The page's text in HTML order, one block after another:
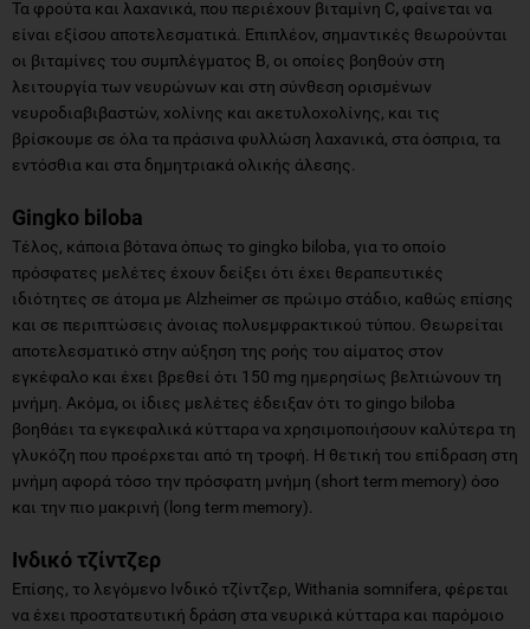
Τα φρούτα και λαχανικά, που περιέχουν βιταμίνη C, φαίνεται να
είναι εξίσου αποτελεσματικά. Επιπλέον, σημαντικές θεωρούνται
οι βιταμίνες του συμπλέγματος Β, οι οποίες βοηθούν στη
λειτουργία των νευρώνων και στη σύνθεση ορισμένων
νευροδιαβιβαστών, χολίνης και ακετυλοχολίνης, και τις
βρίσκουμε σε όλα τα πράσινα φυλλώση λαχανικά, στα όσπρια, τα
εντόσθια και στα δημητριακά ολικής άλεσης.
Gingko biloba
Τέλος, κάποια βότανα όπως το gingko biloba, για το οποίο
πρόσφατες μελέτες έχουν δείξει ότι έχει θεραπευτικές
ιδιότητες σε άτομα με Alzheimer σε πρώιμο στάδιο, καθώς επίσης
και σε περιπτώσεις άνοιας πολυεμφρακτικού τύπου. Θεωρείται
αποτελεσματικό στην αύξηση της ροής του αίματος στον
εγκέφαλο και έχει βρεθεί ότι 150 mg ημερησίως βελτιώνουν τη
μνήμη. Ακόμα, οι ίδιες μελέτες έδειξαν ότι το gingo biloba
βοηθάει τα εγκεφαλικά κύτταρα να χρησιμοποιήσουν καλύτερα τη
γλυκόζη που προέρχεται από τη τροφή. Η θετική του επίδραση στη
μνήμη αφορά τόσο την πρόσφατη μνήμη (short term memory) όσο
και την πιο μακρινή (long term memory).
Ινδικό τζίντζερ
Επίσης, το λεγόμενο Ινδικό τζίντζερ, Withania somnifera, φέρεται
να έχει προστατευτική δράση στα νευρικά κύτταρα και παρόμοιο